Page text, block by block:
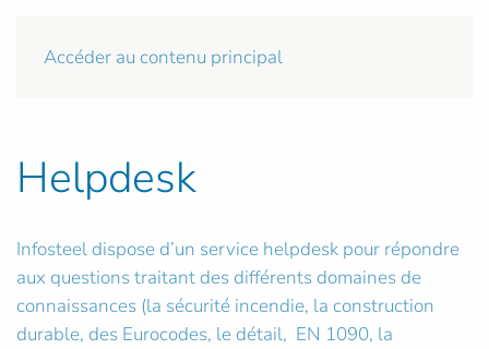
Accéder au contenu principal
Helpdesk
Infosteel dispose d’un service helpdesk pour répondre
aux questions traitant des différents domaines de
connaissances (la sécurité incendie, la construction
durable, des Eurocodes, le détail, EN 1090, la